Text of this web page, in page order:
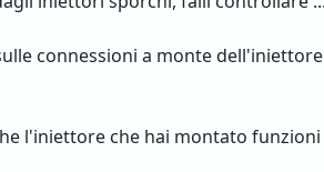
connessioni a monte
l'iniettore che hai montato funzioni